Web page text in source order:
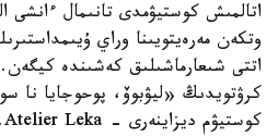
اتالمىش كوستيۋمدى تانىمال ءانشى
وتكەن مەرەيتويىنا وراي
اتتى شىعارماشىلىق كەشىندە
كرۋتويدىڭ «ليۋبوۆ، پوحوجايا نا
كوستيۋم ديزاينەرى - Atelier Leka.